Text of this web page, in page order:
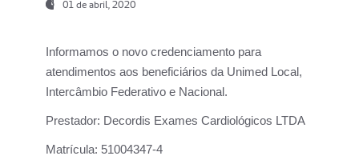
01 de abril, 2020
Informamos o novo credenciamento para
atendimentos aos beneficiários da Unimed Local,
Intercâmbio Federativo e Nacional.
Prestador: Decordis Exames Cardiológicos LTDA
Matrícula: 51004347-4